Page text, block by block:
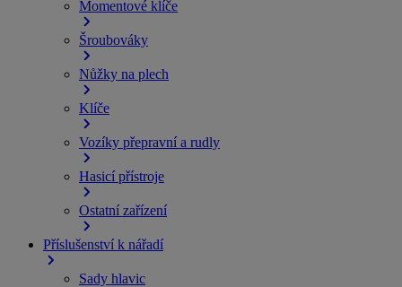
Momentové klíče
Šroubováky
Nůžky na plech
Klíče
Vozíky přepravní a rudly
Hasicí přístroje
Ostatní zařízení
Příslušenství k nářadí
Sady hlavic